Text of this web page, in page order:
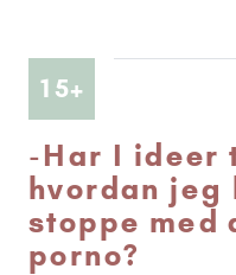
15+ Artikler
-Har I ideer
hvordan jeg
stoppe med
porno?